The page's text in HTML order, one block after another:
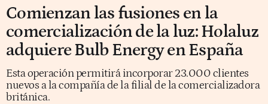
Comienzan las fusiones en la
comercialización de la luz: Holaluz
adquiere Bulb Energy en España
Esta operación permitirá incorporar 23.000 clientes
nuevos a la compañía de la filial de la comercializadora
británica.